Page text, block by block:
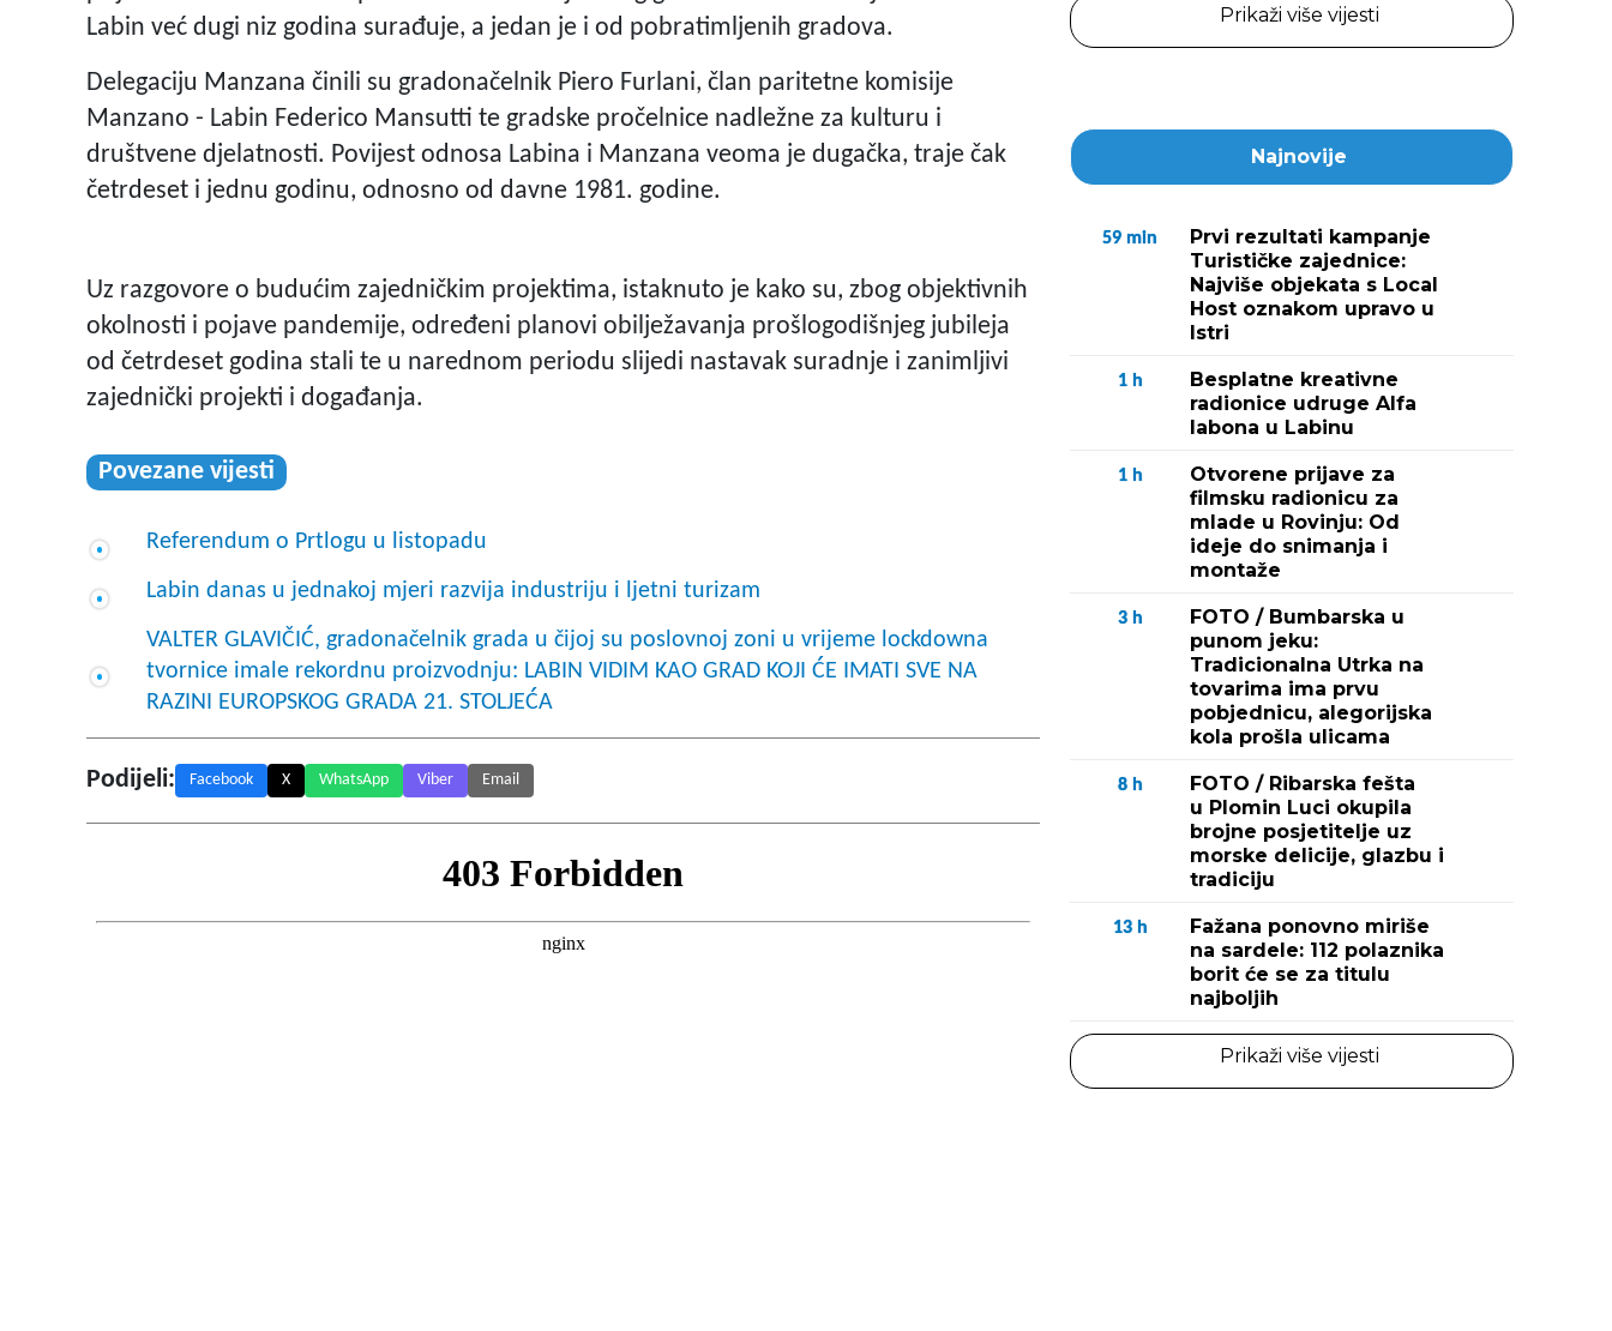
Labin već dugi niz godina surađuje, a jedan je i od pobratimljenih gradova.
Delegaciju Manzana činili su gradonačelnik Piero Furlani, član paritetne komisije
Manzano - Labin Federico Mansutti te gradske pročelnice nadležne za kulturu i
društvene djelatnosti. Povijest odnosa Labina i Manzana veoma je dugačka, traje čak
četrdeset i jednu godinu, odnosno od davne 1981. godine.
Uz razgovore o budućim zajedničkim projektima, istaknuto je kako su, zbog objektivnih
okolnosti i pojave pandemije, određeni planovi obilježavanja prošlogodišnjeg jubileja
od četrdeset godina stali te u narednom periodu slijedi nastavak suradnje i zanimljivi
zajednički projekti i događanja.
Povezane vijesti
Referendum o Prtlogu u listopadu
Labin danas u jednakoj mjeri razvija industriju i ljetni turizam
VALTER GLAVIČIĆ, gradonačelnik grada u čijoj su poslovnoj zoni u vrijeme lockdowna
tvornice imale rekordnu proizvodnju: LABIN VIDIM KAO GRAD KOJI ĆE IMATI SVE NA
RAZINI EUROPSKOG GRADA 21. STOLJEĆA
Podijeli: Facebook X WhatsApp Viber Email
Prikaži više vijesti
Najnovije
59 min
Prvi rezultati kampanje
Turističke zajednice:
Najviše objekata s Local
Host oznakom upravo u
Istri
1 h
Besplatne kreativne
radionice udruge Alfa
labona u Labinu
1 h
Otvorene prijave za
filmsku radionicu za
mlade u Rovinju: Od
ideje do snimanja i
montaže
3 h
FOTO / Bumbarska u
punom jeku:
Tradicionalna Utrka na
tovarima ima prvu
pobjednicu, alegorijska
kola prošla ulicama
8 h
FOTO / Ribarska fešta
u Plomin Luci okupila
brojne posjetitelje uz
morske delicije, glazbu i
tradiciju
13 h
Fažana ponovno miriše
na sardele: 112 polaznika
borit će se za titulu
najboljih
Prikaži više vijesti